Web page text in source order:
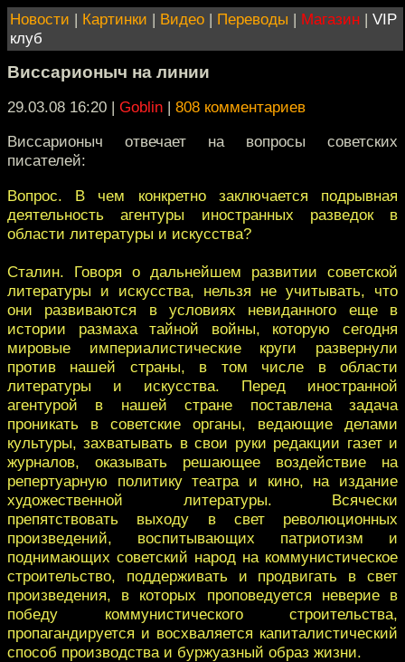
Новости | Картинки | Видео | Переводы | Магазин | VIP
клуб
Виссарионыч на линии
29.03.08 16:20 | Goblin | 808 комментариев
Виссарионыч отвечает на вопросы советских
писателей:
Вопрос. В чем конкретно заключается подрывная
деятельность агентуры иностранных разведок в
области литературы и искусства?
Сталин. Говоря о дальнейшем развитии советской
литературы и искусства, нельзя не учитывать, что
они развиваются в условиях невиданного еще в
истории размаха тайной войны, которую сегодня
мировые империалистические круги развернули
против нашей страны, в том числе в области
литературы и искусства. Перед иностранной
агентурой в нашей стране поставлена задача
проникать в советские органы, ведающие делами
культуры, захватывать в свои руки редакции газет и
журналов, оказывать решающее воздействие на
репертуарную политику театра и кино, на издание
художественной литературы. Всячески
препятствовать выходу в свет революционных
произведений, воспитывающих патриотизм и
поднимающих советский народ на коммунистическое
строительство, поддерживать и продвигать в свет
произведения, в которых проповедуется неверие в
победу коммунистического строительства,
пропагандируется и восхваляется капиталистический
способ производства и буржуазный образ жизни.